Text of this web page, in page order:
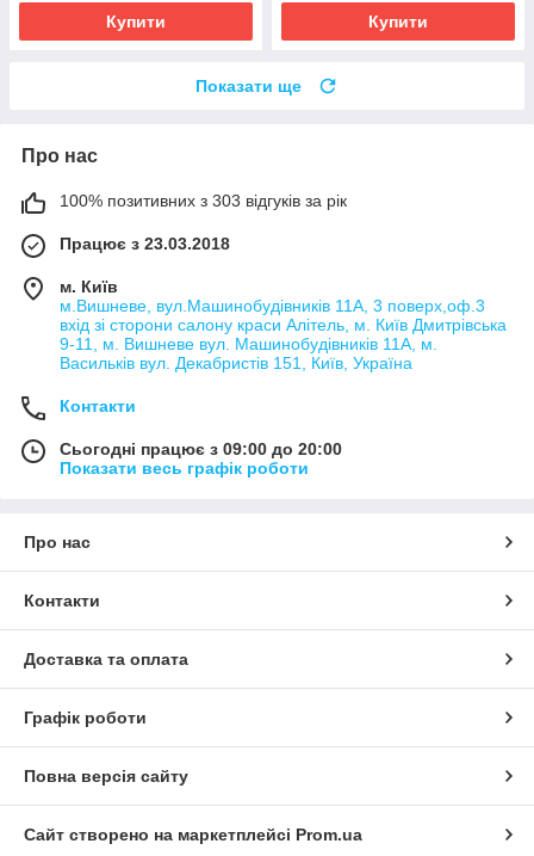
Купити Купити
Показати ще
Про нас
100% позитивних з 303 відгуків за рік
Працює з 23.03.2018
м. Київ
м.Вишневе, вул.Машинобудівників 11А, 3 поверх,оф.3
вхід зі сторони салону краси Алітель, м. Київ Дмитрівська
9-11, м. Вишневе вул. Машинобудівників 11А, м.
Васильків вул. Декабристів 151, Київ, Україна
Контакти
Сьогодні працює з 09:00 до 20:00
Показати весь графік роботи
Про нас
Контакти
Доставка та оплата
Графік роботи
Повна версія сайту
Сайт створено на маркетплейсі Prom.ua